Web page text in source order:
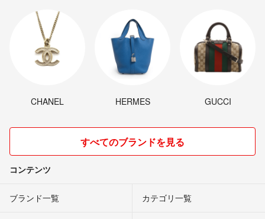
CHANEL HERMES GUCCI
すべてのブランドを見る
コンテンツ
ブランド一覧 カテゴリ一覧